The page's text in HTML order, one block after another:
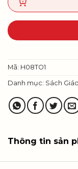
Mã: H08TO1
Danh mục: Sách
Thông tin sản